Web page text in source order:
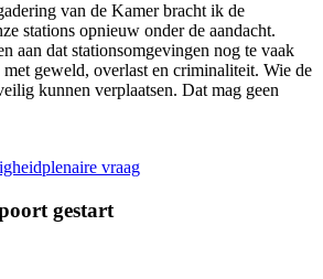
van de Kamer bracht ik de
stations opnieuw onder de aandacht.
aan dat stationsomgevingen nog te vaak
geweld, overlast en criminaliteit. Wie de
kunnen verplaatsen. Dat mag geen
plenaire vraag
gestart